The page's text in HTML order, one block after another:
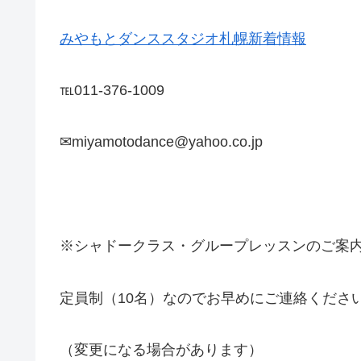
みやもとダンススタジオ札幌新着情報
℡011-376-1009
✉miyamotodance@yahoo.co.jp
※シャドークラス・グループレッスンのご案内
定員制（10名）なのでお早めにご連絡ください
（変更になる場合があります）